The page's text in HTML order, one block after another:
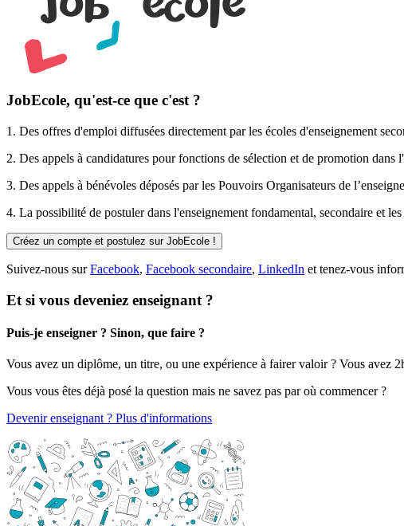
JobEcole, qu'est-ce que c'est ?
1. Des offres d'emploi diffusées directement par les écoles d'enseignement
2. Des appels à candidatures pour fonctions de sélection et de promotion dans
3. Des appels à bénévoles déposés par les Pouvoirs Organisateurs de
4. La possibilité de postulerdans l'enseignement fondamental, secondaire et
Créez un compte et postulez sur JobEcole !
Suivez-nous surFacebook, Facebook secondaire, LinkedIn et tenez-vous
Et si vous deveniez enseignant ?
Puis-je enseigner ? Sinon, que faire ?
Vous avez un diplôme, un titre, ou une expérience à fairer valoir ? Vous avez
Vous vous êtes déjà posé la question mais ne savez pas par où commencer ?
Devenir enseignant ? Plus d'informations